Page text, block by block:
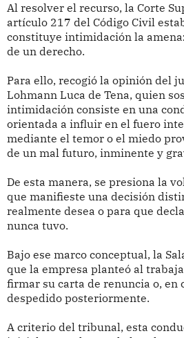
Al resolver el recurso, la Corte
artículo 217 del Código Civil
constituye intimidación la
de un derecho.
Para ello, recogió la opinión del
Lohmann Luca de Tena, quien
intimidación consiste en una
orientada a influir en el fuero
mediante el temor o el miedo
de un mal futuro, inminente y
De esta manera, se presiona la
que manifieste una decisión
realmente desea o para que
nunca tuvo.
Bajo ese marco conceptual, la
que la empresa planteó al
firmar su carta de renuncia o, en
despedido posteriormente.
A criterio del tribunal, esta